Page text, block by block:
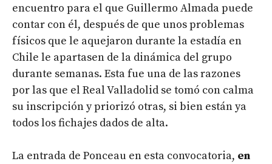
encuentro para el que Guillermo Almada puede
contar con él, después de que unos problemas
físicos que le aquejaron durante la estadía en
Chile le apartasen de la dinámica del grupo
durante semanas. Esta fue una de las razones
por las que el Real Valladolid se tomó con calma
su inscripción y priorizó otras, si bien están ya
todos los fichajes dados de alta.
La entrada de Ponceau en esta convocatoria, en